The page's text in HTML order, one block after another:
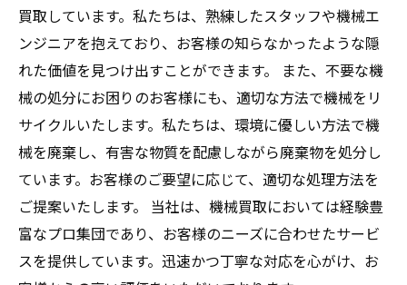
買取しています。私たちは、熟練したスタッフや機械エ
ンジニアを抱えており、お客様の知らなかったような隠
れた価値を見つけ出すことができます。 また、不要な機
械の処分にお困りのお客様にも、適切な方法で機械をリ
サイクルいたします。私たちは、環境に優しい方法で機
械を廃棄し、有害な物質を配慮しながら廃棄物を処分し
ています。お客様のご要望に応じて、適切な処理方法を
ご提案いたします。 当社は、機械買取においては経験豊
富なプロ集団であり、お客様のニーズに合わせたサービ
スを提供しています。迅速かつ丁寧な対応を心がけ、お